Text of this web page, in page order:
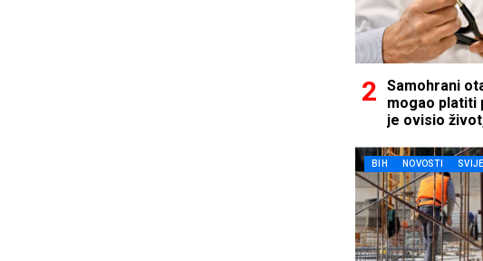
Samohrani
mogao platiti
je ovisio
BIH NOVOSTI